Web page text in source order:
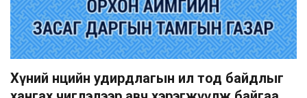
Хүний нөөцийн удирдлагын ил тод байдлыг